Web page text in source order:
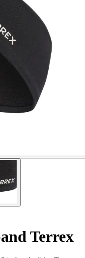
Terrex